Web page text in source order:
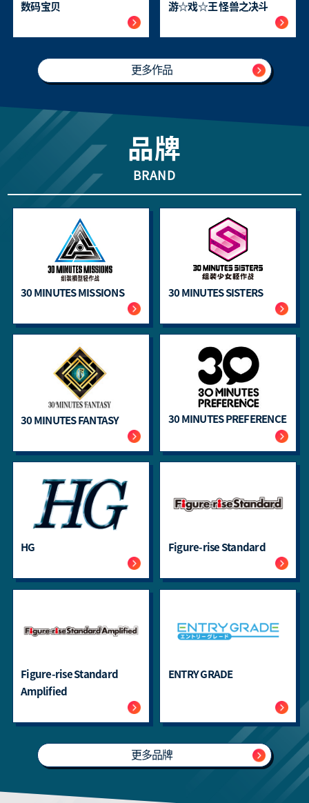
数码宝贝 游☆戏☆王 怪兽之决斗
更多作品
品牌
BRAND
30 MINUTES MISSIONS 30 MINUTES SISTERS
30 MINUTES FANTASY 30 MINUTES PREFERENCE
HG Figure-rise Standard
Figure-rise Standard
Amplified
ENTRY GRADE
更多品牌